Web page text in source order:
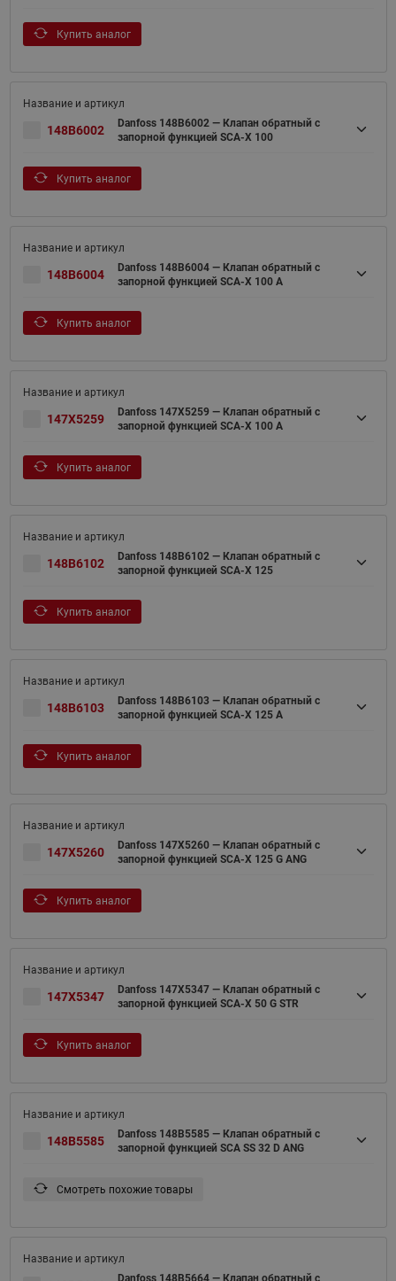
Купить аналог
148B6002
Danfoss 148B6002 — Клапан обратный с
запорной функцией SCA-X 100
Купить аналог
148B6004
Danfoss 148B6004 — Клапан обратный с
запорной функцией SCA-X 100 A
Купить аналог
147X5259
Danfoss 147X5259 — Клапан обратный с
запорной функцией SCA-X 100 A
Купить аналог
148B6102
Danfoss 148B6102 — Клапан обратный с
запорной функцией SCA-X 125
Купить аналог
148B6103
Danfoss 148B6103 — Клапан обратный с
запорной функцией SCA-X 125 A
Купить аналог
147X5260
Danfoss 147X5260 — Клапан обратный с
запорной функцией SCA-X 125 G ANG
Купить аналог
147X5347
Danfoss 147X5347 — Клапан обратный с
запорной функцией SCA-X 50 G STR
Купить аналог
148B5585
Danfoss 148B5585 — Клапан обратный с
запорной функцией SCA SS 32 D ANG
Смотреть похожие товары
Danfoss 148B5664 — Клапан обратный с